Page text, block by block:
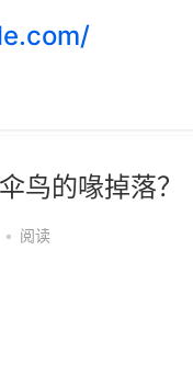
鸟的喙掉落？
• 阅读